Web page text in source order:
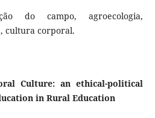
do campo, agroecologia,
cultura corporal.
Culture: an ethical-political
in Rural Education